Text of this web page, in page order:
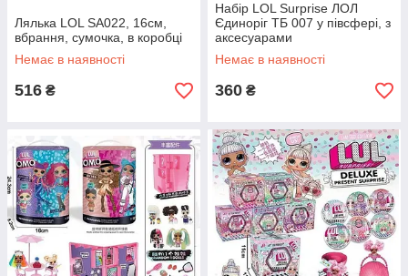
Лялька LOL SA022, 16см,
вбрання, сумочка, в коробці
Немає в наявності
516 ₴
Набір LOL Surprise ЛОЛ
Єдиноріг ТБ 007 у півсфері, з
аксесуарами
Немає в наявності
360 ₴